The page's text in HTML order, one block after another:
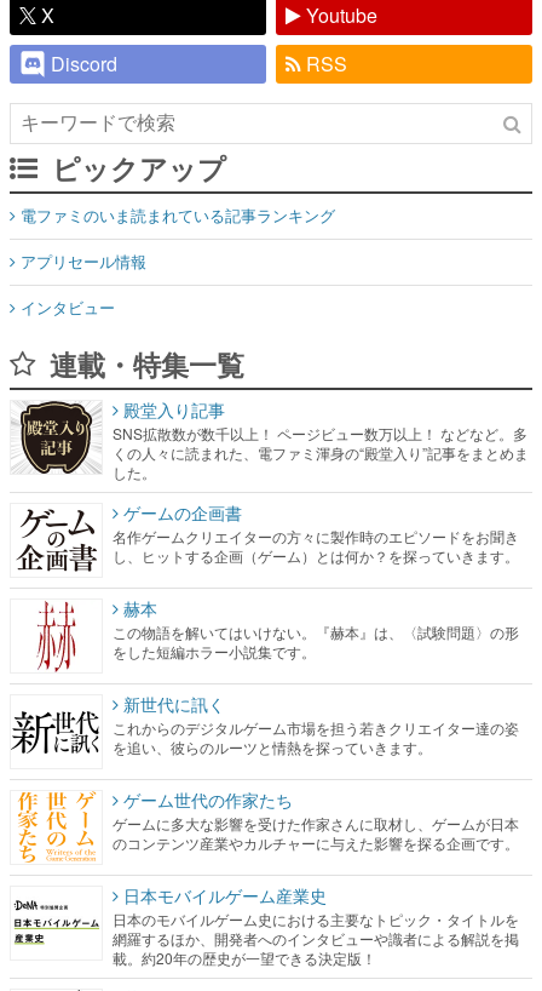
ピックアップ
電ファミのいま読まれている記事ランキング
アプリセール情報
インタビュー
連載・特集一覧
くの人々に読まれた、電ファミ渾身の“殿堂入り”記事をまとめま
した。
ゲームの企画書
名作ゲームクリエイターの方々に製作時のエピソードをお聞き
し、ヒットする企画（ゲーム）とは何か？を探っていきます。
赫本
この物語を解いてはいけない。『赫本』は、〈試験問題〉の形
をした短編ホラー小説集です。
新世代に訊く
これからのデジタルゲーム市場を担う若きクリエイター達の姿
を追い、彼らのルーツと情熱を探っていきます。
ゲーム世代の作家たち
ゲームに多大な影響を受けた作家さんに取材し、ゲームが日本
のコンテンツ産業やカルチャーに与えた影響を探る企画です。
日本モバイルゲーム産業史
日本のモバイルゲーム史における主要なトピック・タイトルを
網羅するほか、開発者へのインタビューや識者による解説を掲
若ゲのいたり〜ゲームクリエイターの青春〜
『うつヌケ』『ペンと箸』等で知られるマンガ家・田中圭一先
生によるゲーム業界レポートマンガです。